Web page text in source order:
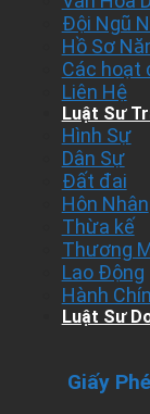
Đội Ngũ
Hồ Sơ
Các hoạt
Liên Hệ
Luật Sư
Hình Sự
Dân Sự
Đất đai
Hôn Nhân
Thừa kế
Thương
Lao Động
Hành
Luật Sư
Giấy